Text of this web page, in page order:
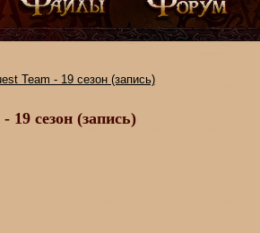
Team - 19 сезон (запись)
19 сезон (запись)